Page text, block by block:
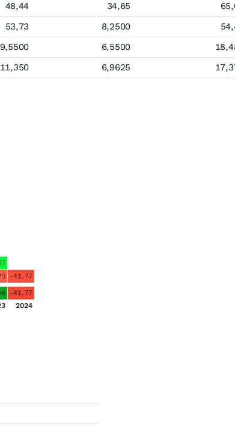
48,44 34,65
53,73 8,2500
9,5500 6,5500
11,350 6,9625
-41.77
-41.77
2024